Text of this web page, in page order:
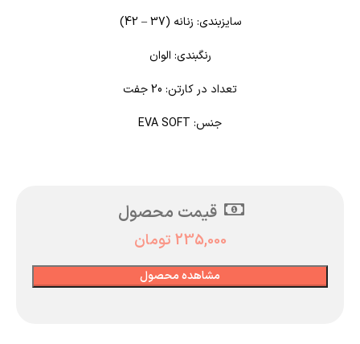
سایزبندی: زنانه (37 – 42)
رنگبندی: الوان
تعداد در کارتن: 20 جفت
جنس: EVA SOFT
قیمت محصول
235,000 تومان
مشاهده محصول